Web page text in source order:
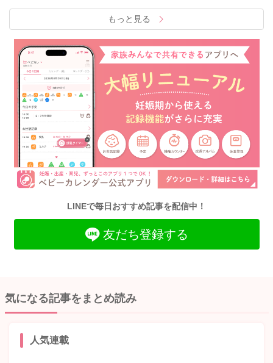
もっと見る
LINEで毎日おすすめ記事を配信中！
友だち登録する
気になる記事をまとめ読み
人気連載